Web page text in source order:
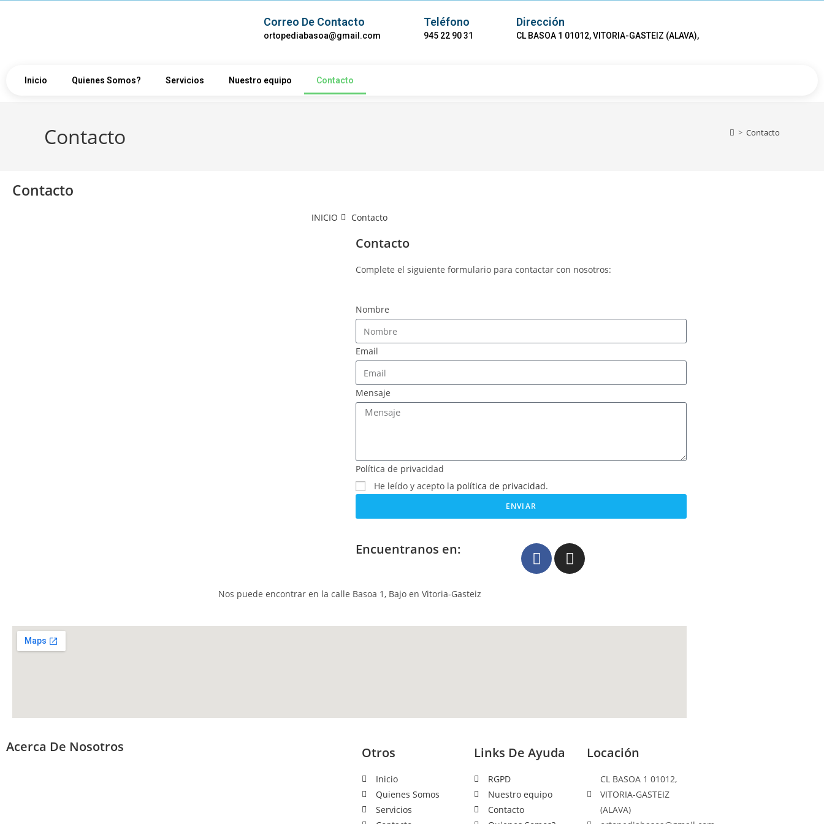
Correo De Contacto
ortopediabasoa@gmail.com
Teléfono
945 22 90 31
Dirección
CL BASOA 1 01012, VITORIA-GASTEIZ (ALAVA),
Inicio Quienes Somos? Servicios Nuestro equipo Contacto
Contacto > Contacto
Contacto
INICIO Contacto
Contacto
Complete el siguiente formulario para contactar con nosotros:
Nombre
Email
Mensaje
Política de privacidad
He leído y acepto la política de privacidad.
ENVIAR
Encuentranos en:
Nos puede encontrar en la calle Basoa 1, Bajo en Vitoria-Gasteiz
Acerca De Nosotros Otros
Inicio
Quienes Somos
Servicios
Links De Ayuda
RGPD
Nuestro equipo
Contacto
Locación
CL BASOA 1 01012,
VITORIA-GASTEIZ
(ALAVA)